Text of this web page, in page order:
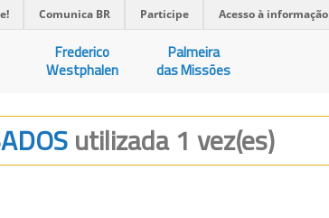
Comunica BR Participe Acesso à informação
Frederico
Westphalen
Palmeira
das Missões
utilizada 1 vez(es)